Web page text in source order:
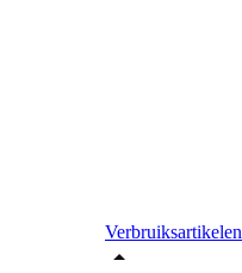
Verbruiksartikelen